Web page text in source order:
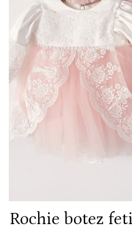
Rochie botez